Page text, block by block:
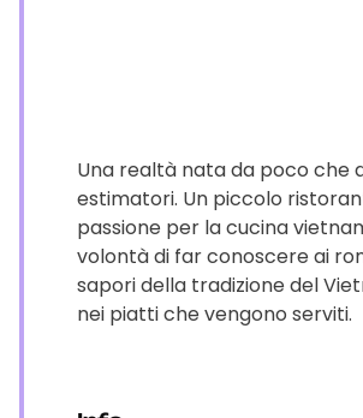
Una realtà nata da poco che
estimatori. Un piccolo
passione per la cucina
volontà di far conoscere ai
sapori della tradizione del
nei piatti che vengono serviti.